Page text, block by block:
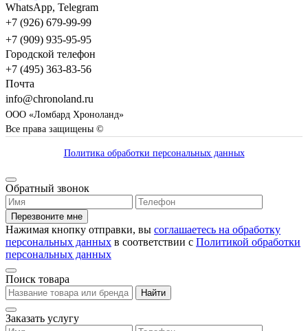
WhatsApp, Telegram
+7 (926) 679-99-99
+7 (909) 935-95-95
Городской телефон
+7 (495) 363-83-56
Почта
info@chronoland.ru
ООО «Ломбард Хроноланд»
Все права защищены ©
Политика обработки персональных данных
Обратный звонок
Перезвоните мне
Нажимая кнопку отправки, вы соглашаетесь на обработку
персональных данных в соответствии с Политикой обработки
персональных данных
Поиск товара
Найти
Заказать услугу